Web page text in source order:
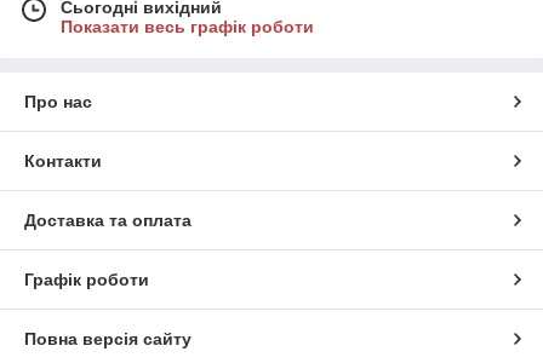
Сьогодні вихідний
Показати весь графік роботи
Про нас
Контакти
Доставка та оплата
Графік роботи
Повна версія сайту